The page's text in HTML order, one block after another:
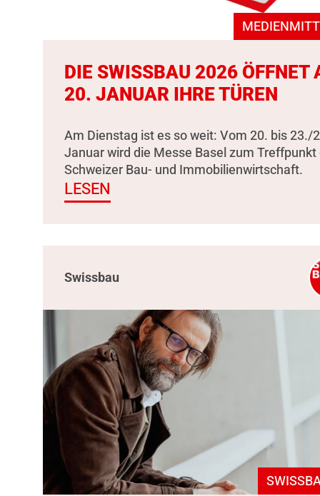
DIE SWISSBAU 2026 ÖFFNET
20. JANUAR IHRE TÜREN
Am Dienstag ist es so weit: Vom 20. bis 23./
Januar wird die Messe Basel zum Treffpunkt
Schweizer Bau- und Immobilienwirtschaft.
LESEN
Swissbau